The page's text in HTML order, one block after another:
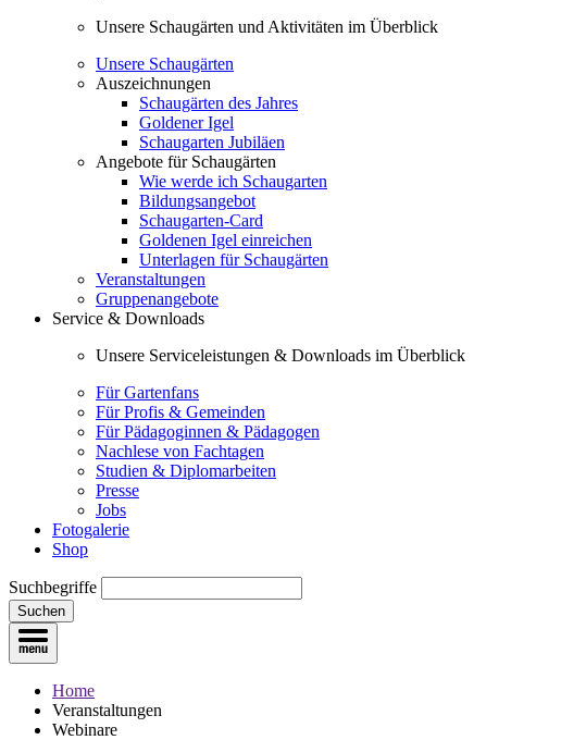
Unsere Schaugärten und Aktivitäten im Überblick
Unsere Schaugärten
Auszeichnungen
Schaugärten des Jahres
Goldener Igel
Schaugarten Jubiläen
Angebote für Schaugärten
Wie werde ich Schaugarten
Bildungsangebot
Schaugarten-Card
Goldenen Igel einreichen
Unterlagen für Schaugärten
Veranstaltungen
Gruppenangebote
Service & Downloads
Unsere Serviceleistungen & Downloads im Überblick
Für Gartenfans
Für Profis & Gemeinden
Für Pädagoginnen & Pädagogen
Nachlese von Fachtagen
Studien & Diplomarbeiten
Presse
Jobs
Fotogalerie
Shop
Suchbegriffe
Suchen
Home
Veranstaltungen
Webinare